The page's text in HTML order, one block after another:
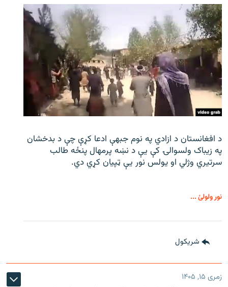
د افغانستان د ازادي په نوم جبهې ادعا کړې چې د بدخشان
په زیباک ولسوالۍ کې يې د نښه پرمهال پنځه طالب
سرتیري وژلي او یولس نور يې ټپیان کړي دي.
نور ولولئ ...
شريکول
زمری ۱۵, ۱۴۰۵